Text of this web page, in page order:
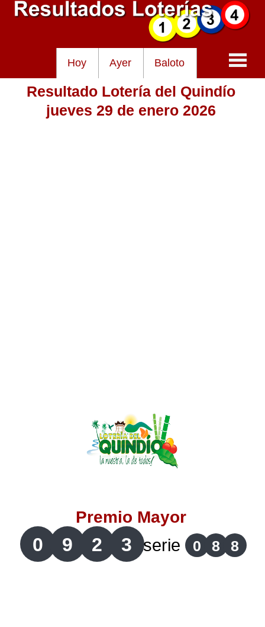
Hoy Ayer Baloto
Baloto
Lotería de Bogotá
Lotería de Risaralda
Lotería de Santander
Lotería del Cauca
Resultado Lotería del Quindío
jueves 29 de enero 2026
Premio Mayor
0 9 2 3 serie 0 8 8